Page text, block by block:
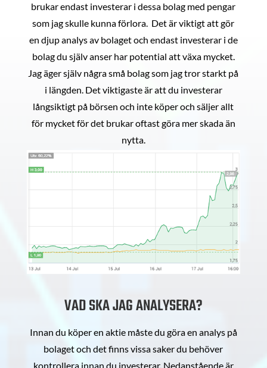
brukar endast investerar i dessa bolag med pengar
som jag skulle kunna förlora. Det är viktigt att gör
en djup analys av bolaget och endast investerar i de
bolag du själv anser har potential att växa mycket.
Jag äger själv några små bolag som jag tror starkt på
i längden. Det viktigaste är att du investerar
långsiktigt på börsen och inte köper och säljer allt
för mycket för det brukar oftast göra mer skada än
nytta.
VAD SKA JAG ANALYSERA?
Innan du köper en aktie måste du göra en analys på
bolaget och det finns vissa saker du behöver
kontrollera innan du investerar. Nedanstående är